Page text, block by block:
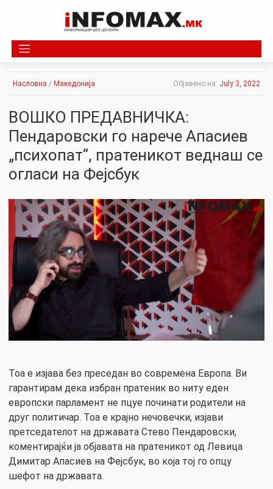
Насловна / Македонија Објавено на: July 3, 2022
ВОШКО ПРЕДАВНИЧКА:
Пендаровски го нарече Апасиев
„психопат“, пратеникот веднаш се
огласи на Фејсбук
Тоа е изјава без преседан во современа Европа. Ви
гарантирам дека избран пратеник во ниту еден
европски парламент не пцуе починати родители на
друг политичар. Тоа е крајно нечовечки, изјави
претседателот на државата Стево Пендаровски,
коментирајќи ја објавата на пратеникот од Левица
Димитар Апасиев на Фејсбук, во која тој го опцу
шефот на државата.